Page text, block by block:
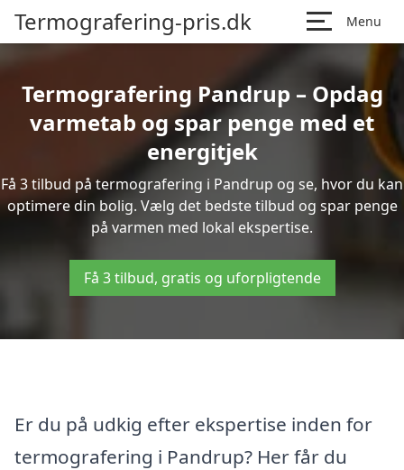
Termografering-pris.dk Menu
Termografering Pandrup – Opdag
varmetab og spar penge med et
energitjek
Få 3 tilbud på termografering i Pandrup og se, hvor du kan
optimere din bolig. Vælg det bedste tilbud og spar penge
på varmen med lokal ekspertise.
Få 3 tilbud, gratis og uforpligtende
Er du på udkig efter ekspertise inden for
termografering i Pandrup? Her får du